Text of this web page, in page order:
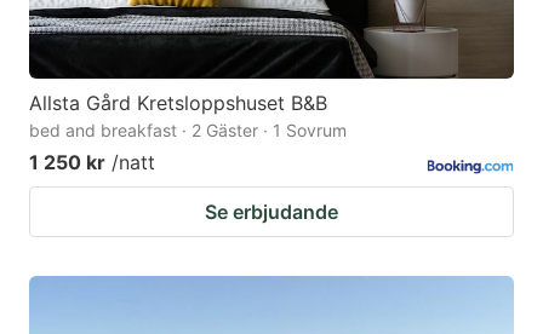
Allsta Gård Kretsloppshuset B&B
bed and breakfast · 2 Gäster · 1 Sovrum
1 250 kr /natt
Se erbjudande